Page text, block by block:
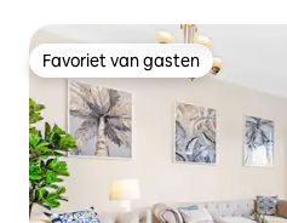
Favoriet van gasten
Favoriet van gasten